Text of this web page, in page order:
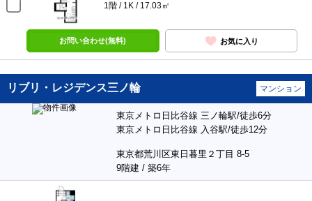
1階 / 1K / 17.03㎡
お問い合わせ(無料) お気に入り
リブリ・レジデンス三ノ輪 マンション
東京メトロ日比谷線 三ノ輪駅/徒歩6分
東京メトロ日比谷線 入谷駅/徒歩12分
東京都荒川区東日暮里２丁目 8-5
9階建 / 築6年